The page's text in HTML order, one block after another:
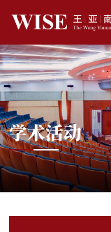
学术活动